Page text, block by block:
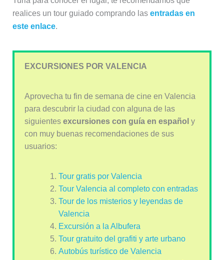
realices un tour guiado comprando las entradas en
este enlace.
EXCURSIONES POR VALENCIA
Aprovecha tu fin de semana de cine en Valencia
para descubrir la ciudad con alguna de las
siguientes excursiones con guía en español y
con muy buenas recomendaciones de sus
usuarios:
Tour gratis por Valencia
Tour Valencia al completo con entradas
Tour de los misterios y leyendas de
Valencia
Excursión a la Albufera
Tour gratuito del grafiti y arte urbano
Autobús turístico de Valencia